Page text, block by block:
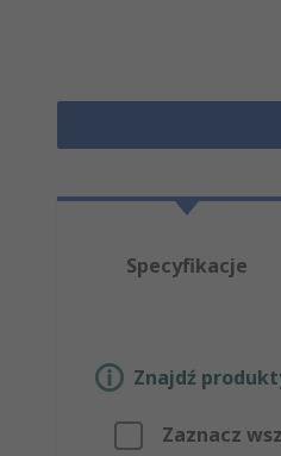
Specyfikacje
Znajdź
Zaznacz